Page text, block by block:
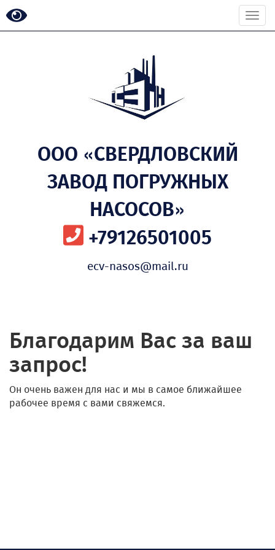
ООО «СВЕРДЛОВСКИЙ
ЗАВОД ПОГРУЖНЫХ
НАСОСОВ»
+79126501005
ecv-nasos@mail.ru
Благодарим Вас за ваш
запрос!
Он очень важен для нас и мы в самое ближайшее
рабочее время с вами свяжемся.